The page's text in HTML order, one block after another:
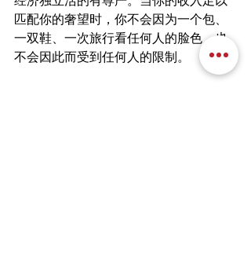
匹配你的奢望时，你不会因为一个包、
一双鞋、一次旅行看任何人的脸色，也
不会因此而受到任何人的限制。